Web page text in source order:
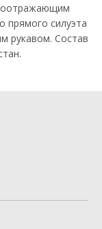
прямого силуэта
рукавом. Состав